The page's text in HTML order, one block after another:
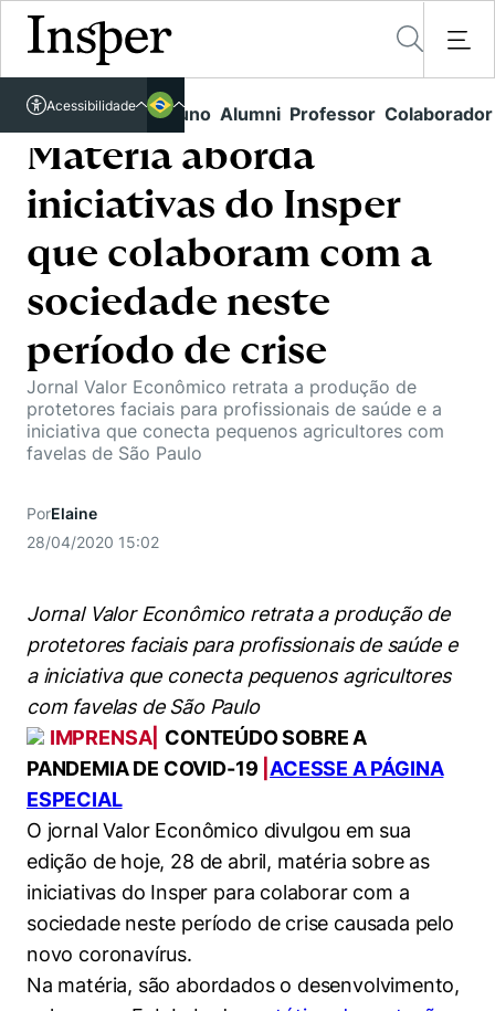
Links rápidos Aluno Alumni Professor Colaborador
Acessibilidade
Acessível em libras
Todas as Engenharias
Engenharia de Computação
Engenharia de Produção
Engenharia Mecânica
Engenharia Mecatrônica
Pós-Graduação
Direito
Economia
Finanças
Políticas Públicas
Educação Executiva
Busca por Áreas de Conhecimento
Student Life
Núcleo de Carreiras
Hub de Inovação e Empreendedorismo
Prêmio Duda Ermírio de Moraes
Como funciona
Oportunidade de Negócios
Women in Action
Trabalhe conosco
Comunidade Transforme
Missão
Projetos Sociais
Lista de doadores
Pesquisa
Pesquisa no Insper
Centros de Conhecimento
Cátedras
Biblioteca Telles
Pesquisa na Graduação
Seminários Acadêmicos
Comitê de Ética em Pesquisa
Conteúdos
Carreiras e Cursos
Eventos
Notícias
Instagram
Linkedin
Unidades Acadêmicas
Gestão e Economia
Engenharia e Ciência da Computação
Direito
Corpo Docente
Busca por docentes
Prêmios de Excelência
Ensino e aprendizagem
Fale Conosco
Visite o Insper
Canal de Ética
Ouvidoria
Portal da Privacidade
Matéria aborda
iniciativas do Insper
que colaboram com a
sociedade neste
período de crise
Jornal Valor Econômico retrata a produção de
protetores faciais para profissionais de saúde e a
iniciativa que conecta pequenos agricultores com
favelas de São Paulo
PorElaine
28/04/2020 15:02
Jornal Valor Econômico retrata a produção de
protetores faciais para profissionais de saúde e
a iniciativa que conecta pequenos agricultores
com favelas de São Paulo
IMPRENSA| CONTEÚDO SOBRE A
PANDEMIA DE COVID-19 ACESSE A PÁGINA
ESPECIAL
O jornal Valor Econômico divulgou em sua
edição de hoje, 28 de abril, matéria sobre as
iniciativas do Insper para colaborar com a
sociedade neste período de crise causada pelo
novo coronavírus.
Na matéria, são abordados o desenvolvimento,